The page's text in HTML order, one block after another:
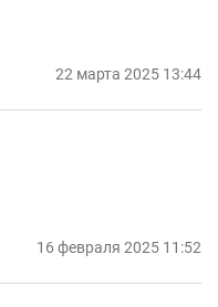
22 марта 2025 13:44
16 февраля 2025 11:52